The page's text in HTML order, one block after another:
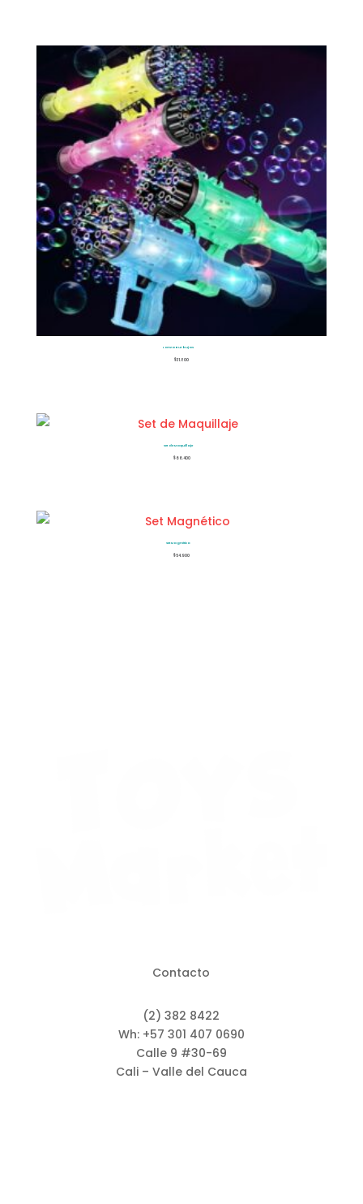
Lanza Burbujas
$31.800
Set de Maquillaje
$66.400
Set Magnético
$54.900
Contacto
(2) 382 8422
Wh: +57 301 407 0690
Calle 9 #30-69
Cali – Valle del Cauca